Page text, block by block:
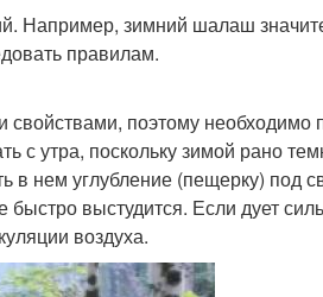
Например, зимний шалаш
правилам.
поэтому необходимо
с утра, поскольку зимой рано
в нем углубление (пещерку) под
выстудится. Если дует
воздуха.